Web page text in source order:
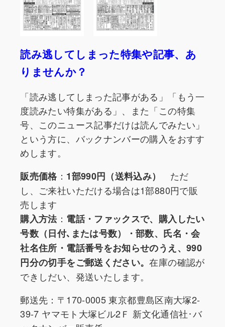
読み逃してしまった特集や記事、あ
りませんか？
「読み逃してしまった記事がある」「もう一
度読みたい特集がある」、また「この特集
号、このニュース記事だけは読んでみたい」
という方に、バックナンバーの購入をおすす
めします。
販売価格： 1部990円（送料込み）
ただ
し、ご来社いただける場合は1部880円で販
売します
購入方法： 電話・ファックスで、購入したい
号数（日付､または号数）・部数、氏名・会
社名住所・電話番号をお知らせのうえ、990
円分の切手をご郵送ください。在庫の確認が
できしだい、発送いたします。
郵送先：〒170-0005 東京都豊島区南大塚2-
39-7 ヤマモト大塚ビル2Ｆ 新文化通信社･バ